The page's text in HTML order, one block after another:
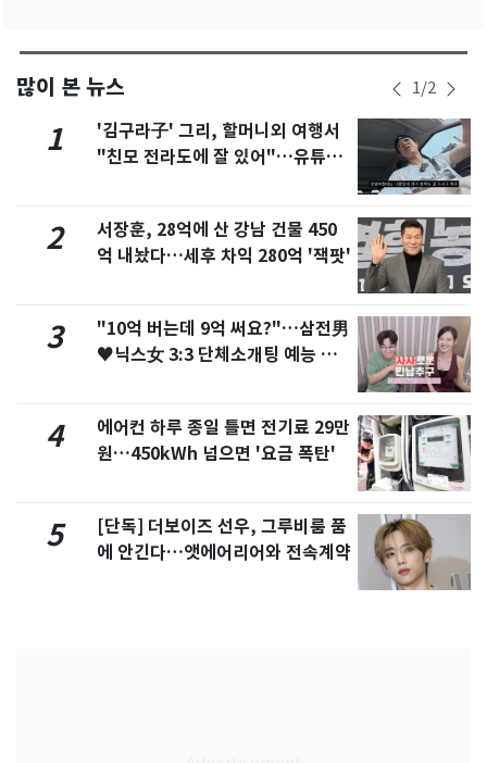
많이 본 뉴스 1/2
1
'김구라子' 그리, 할머니외 여행서
"친모 전라도에 잘 있어"…유튜브
2
서장훈, 28억에 산 강남 건물 450
억 내놨다…세후 차익 280억 '잭팟'
3
"10억 버는데 9억 써요?"…삼전男
♥닉스女 3:3 단체소개팅 예능 화
4
에어컨 하루 종일 틀면 전기료 29만
원…450kWh 넘으면 '요금 폭탄'
5
[단독] 더보이즈 선우, 그루비룸 품
에 안긴다…앳에어리어와 전속계약